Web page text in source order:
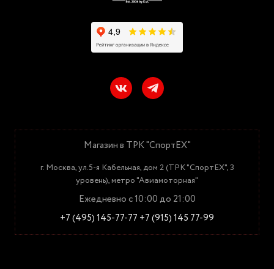
Магазин в ТРК "СпортЕХ"
г. Москва, ул.5-я Кабельная, дом 2 (ТРК "СпортЕХ", 3
уровень), метро "Авиамоторная"
Ежедневно с 10:00 до 21:00
+7 (495) 145-77-77 +7 (915) 145 77-99